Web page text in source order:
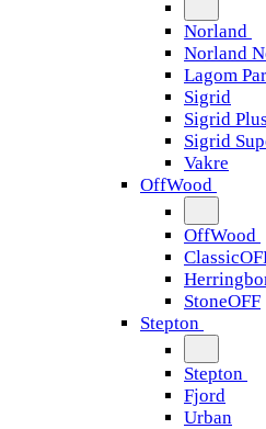
Norland
Norland
Lagom
Sigrid
Sigrid Plus
Sigrid
Vakre
OffWood
OffWood
StoneOFF
Stepton
Stepton
Fjord
Urban